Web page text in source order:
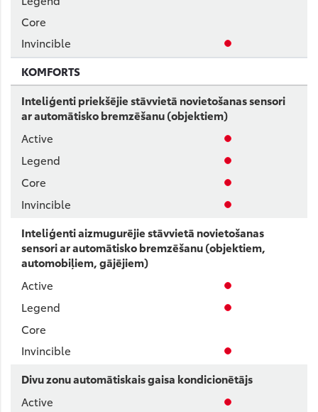
KOMFORTS
Inteliģenti priekšējie stāvvietā novietošanas sensori
ar automātisko bremzēšanu (objektiem)
Inteliģenti aizmugurējie stāvvietā novietošanas
sensori ar automātisko bremzēšanu (objektiem,
automobiļiem, gājējiem)
Divu zonu automātiskais gaisa kondicionētājs